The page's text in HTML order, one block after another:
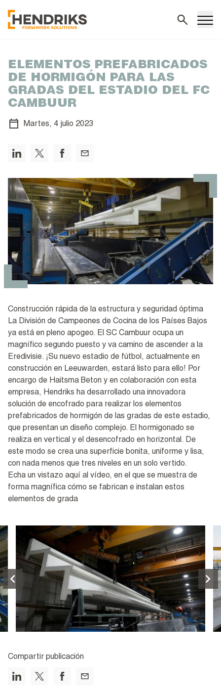
ELEMENTOS PREFABRICADOS
DE HORMIGÓN PARA LAS
GRADAS DEL ESTADIO DEL FC
CAMBUUR
Martes, 4 julio 2023
Construcción rápida de la estructura y seguridad óptima
La División de Campeones de Cocina de los Países Bajos
ya está en pleno apogeo. El SC Cambuur ocupa un
magnífico segundo puesto y va camino de ascender a la
Eredivisie. ¡Su nuevo estadio de fútbol, actualmente en
construcción en Leeuwarden, estará listo para ello! Por
encargo de Haitsma Beton y en colaboración con esta
empresa, Hendriks ha desarrollado una innovadora
solución de encofrado para realizar los elementos
prefabricados de hormigón de las gradas de este estadio,
que presentan un diseño complejo. El hormigonado se
realiza en vertical y el desencofrado en horizontal. De
este modo se crea una superficie bonita, uniforme y lisa,
con nada menos que tres niveles en un solo vertido.
Echa un vistazo aquí al vídeo, en el que se muestra de
forma magnífica cómo se fabrican e instalan estos
elementos de grada
Compartir publicación